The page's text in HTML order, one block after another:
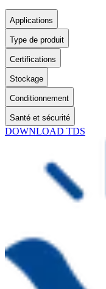
Applications
Type de produit
Certifications
Stockage
Conditionnement
Santé et sécurité
DOWNLOAD TDS